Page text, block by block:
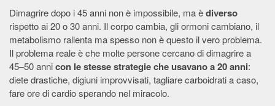
Dimagrire dopo i 45 anni non è impossibile, ma èdiverso
rispetto ai 20 o 30 anni. Il corpo cambia, gli ormoni cambiano, il
metabolismo rallenta ma spesso non è questo il vero problema.
Il problema reale è che molte persone cercano di dimagrire a
45–50 annicon le stesse strategie che usavano a 20 anni:
diete drastiche, digiuni improvvisati, tagliare carboidrati a caso,
fare ore di cardio sperando nel miracolo.